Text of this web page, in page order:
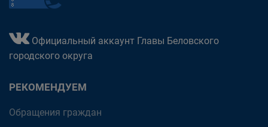
Официальный аккаунт Главы Беловского
городского округа
РЕКОМЕНДУЕМ
Обращения граждан